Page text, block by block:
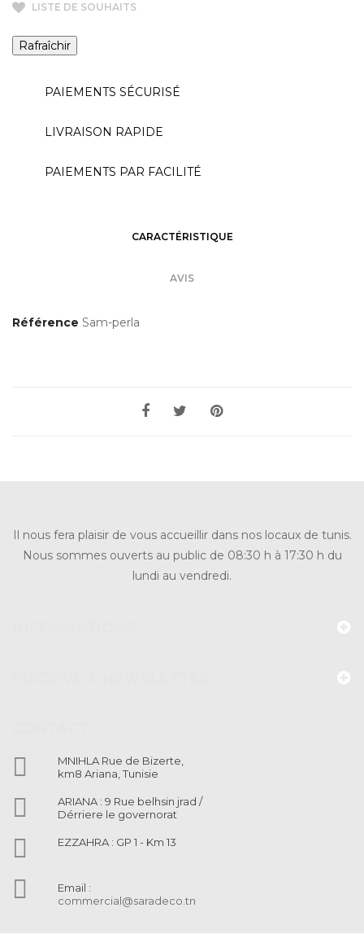
LISTE DE SOUHAITS
PAIEMENTS SÉCURISÉ
LIVRAISON RAPIDE
PAIEMENTS PAR FACILITÉ
CARACTÉRISTIQUE
AVIS
Référence Sam-perla
Il nous fera plaisir de vous accueillir dans nos locaux de tunis.
Nous sommes ouverts au public de 08:30 h à 17:30 h du
lundi au vendredi.

MNIHLA Rue de Bizerte,
km8 Ariana, Tunisie

ARIANA : 9 Rue belhsin jrad /
Dérriere le governorat
 EZZAHRA : GP 1 - Km 13

Email :
commercial@saradeco.tn